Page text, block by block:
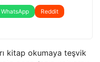
WhatsApp
Reddit
kitap okumaya teşvik